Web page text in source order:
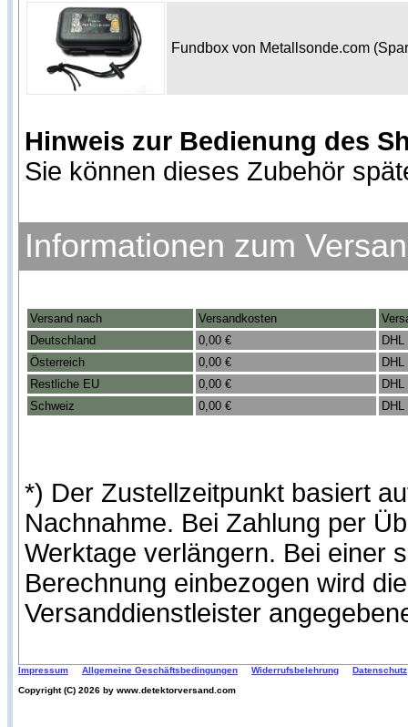
Fundbox von Metallsonde.com
Hinweis zur Bedienung des
Sie können dieses Zubehör
Informationen zum
Versand nach Versandkosten
Deutschland
0,00 €
Österreich
0,00 €
Restliche EU
0,00 €
Schweiz
0,00 €
*) Der Zustellzeitpunkt basiert
Nachnahme. Bei Zahlung per
Werktage verlängern. Bei einer
Berechnung einbezogen wird
Versanddienstleister
Impressum Allgemeine Geschäftsbedingungen Widerrufsbelehrung
Datenschutz
Copyright (C) 2026 by www.detektorversand.com